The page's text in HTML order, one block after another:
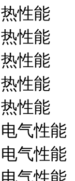
热性能
热性能
热性能
热性能
热性能
电气性能
电气性能
电气性能